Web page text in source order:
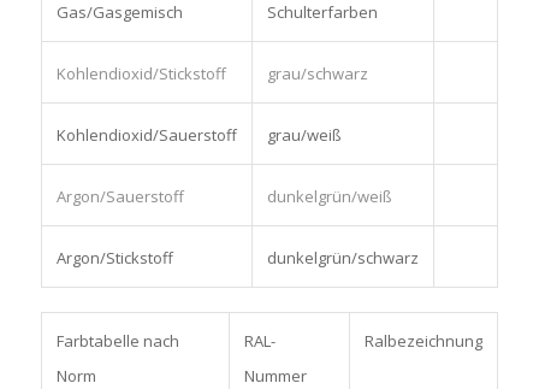
Gas/Gasgemisch Schulterfarben
Kohlendioxid/Stickstoff grau/schwarz
Kohlendioxid/Sauerstoff grau/weiß
Argon/Sauerstoff dunkelgrün/weiß
Argon/Stickstoff dunkelgrün/schwarz
Farbtabelle nach
Norm
RAL-
Nummer
Ralbezeichnung